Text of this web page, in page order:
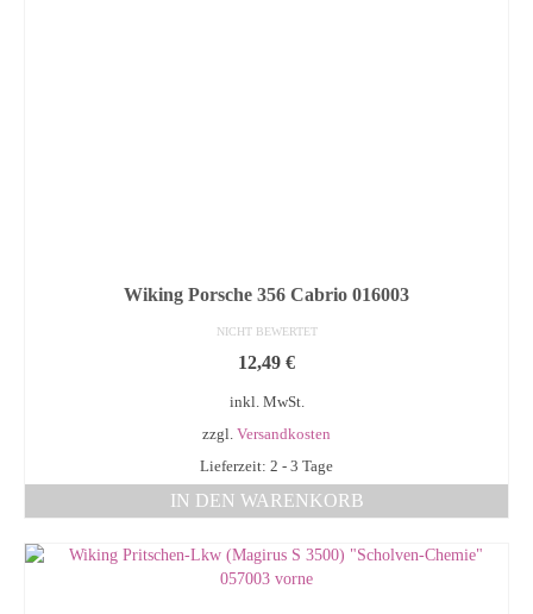
Wiking Porsche 356 Cabrio 016003
NICHT BEWERTET
12,49 €
inkl. MwSt.
zzgl. Versandkosten
Lieferzeit: 2 - 3 Tage
IN DEN WARENKORB